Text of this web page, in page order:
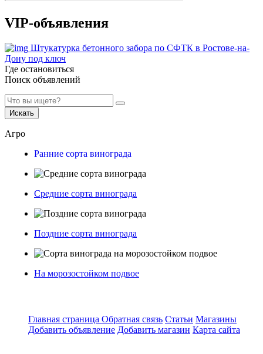
VIP-объявления
Штукатурка бетонного забора по СФТК в Ростове-на-
Дону под ключ
Где остановиться
Поиск объявлений
Искать
Агро
Ранние сорта винограда
Средние сорта винограда
Поздние сорта винограда
На морозостойком подвое
Главная страница Обратная связь Статьи Магазины
Добавить объявление Добавить магазин Карта сайта